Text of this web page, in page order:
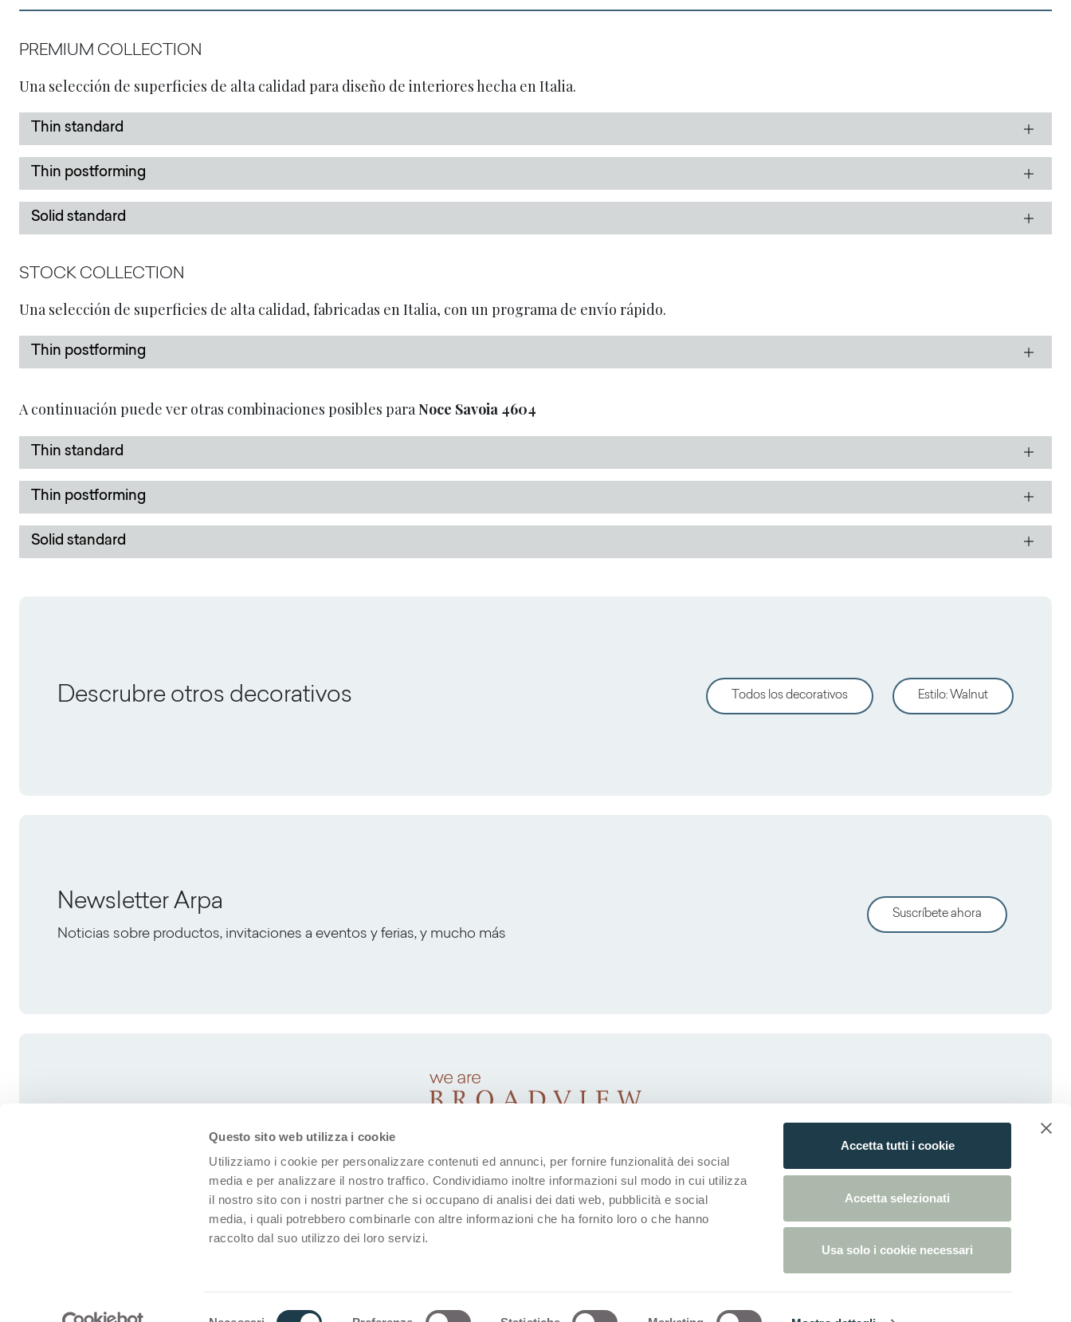
Questo sito web utilizza i cookie
Utilizziamo i cookie per personalizzare contenuti ed annunci, per fornire funzionalità dei social
media e per analizzare il nostro traffico. Condividiamo inoltre informazioni sul modo in cui utilizza
il nostro sito con i nostri partner che si occupano di analisi dei dati web, pubblicità e social
media, i quali potrebbero combinarle con altre informazioni che ha fornito loro o che hanno
raccolto dal suo utilizzo dei loro servizi.
Accetta tutti i cookie
Accetta selezionati
Usa solo i cookie necessari
PREMIUM COLLECTION
Una selección de superficies de alta calidad para diseño de interiores hecha en Italia.
Thin standard
Thin postforming
Solid standard
STOCK COLLECTION
Una selección de superficies de alta calidad, fabricadas en Italia, con un programa de envío rápido.
Thin postforming
A continuación puede ver otras combinaciones posibles paraNoce Savoia 4604
Thin standard
Thin postforming
Solid standard
Descrubre otros decorativos Todos los decorativos Estilo: Walnut
Newsletter Arpa
Noticias sobre productos, invitaciones a eventos y ferias, y mucho más
Suscríbete ahora
Términos De Uso Datos Corporativos Declaración De Privacidad Aviso Sobre Cookies